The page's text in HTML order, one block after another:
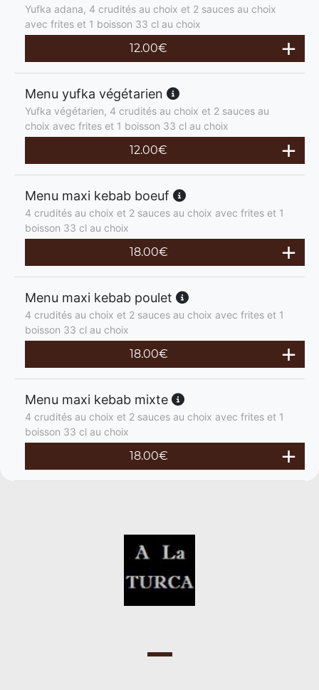
Yufka adana, 4 crudités au choix et 2 sauces au choix
avec frites et 1 boisson 33 cl au choix
12.00€
Menu yufka végétarien
Yufka végétarien, 4 crudités au choix et 2 sauces au
choix avec frites et 1 boisson 33 cl au choix
12.00€
Menu maxi kebab boeuf
4 crudités au choix et 2 sauces au choix avec frites et 1
boisson 33 cl au choix
18.00€
Menu maxi kebab poulet
4 crudités au choix et 2 sauces au choix avec frites et 1
boisson 33 cl au choix
18.00€
Menu maxi kebab mixte
4 crudités au choix et 2 sauces au choix avec frites et 1
boisson 33 cl au choix
18.00€